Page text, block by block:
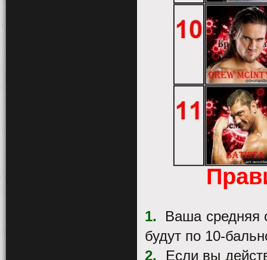
1.
Ваша средняя
будут по 10-
2.
Если вы